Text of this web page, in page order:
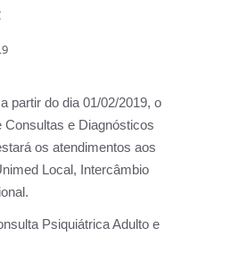
partir do dia 01/02/2019, o
Consultas e Diagnósticos
os atendimentos aos
Local, Intercâmbio
Psiquiátrica Adulto e